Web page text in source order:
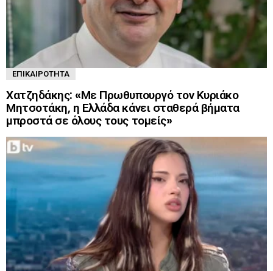
ΕΠΙΚΑΙΡΌΤΗΤΑ
Χατζηδάκης: «Με Πρωθυπουργό τον Κυριάκο
Μητσοτάκη, η Ελλάδα κάνει σταθερά βήματα
μπροστά σε όλους τους τομείς»